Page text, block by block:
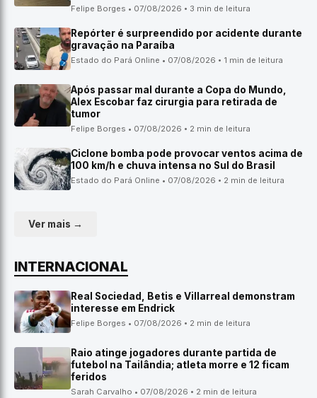
Felipe Borges • 07/08/2026 • 3 min de leitura
Repórter é surpreendido por acidente durante
gravação na Paraíba
Estado do Pará Online • 07/08/2026 • 1 min de leitura
Após passar mal durante a Copa do Mundo,
Alex Escobar faz cirurgia para retirada de
tumor
Felipe Borges • 07/08/2026 • 2 min de leitura
Ciclone bomba pode provocar ventos acima de
100 km/h e chuva intensa no Sul do Brasil
Estado do Pará Online • 07/08/2026 • 2 min de leitura
Ver mais →
INTERNACIONAL
Real Sociedad, Betis e Villarreal demonstram
interesse em Endrick
Felipe Borges • 07/08/2026 • 2 min de leitura
Raio atinge jogadores durante partida de
futebol na Tailândia; atleta morre e 12 ficam
feridos
Sarah Carvalho • 07/08/2026 • 2 min de leitura